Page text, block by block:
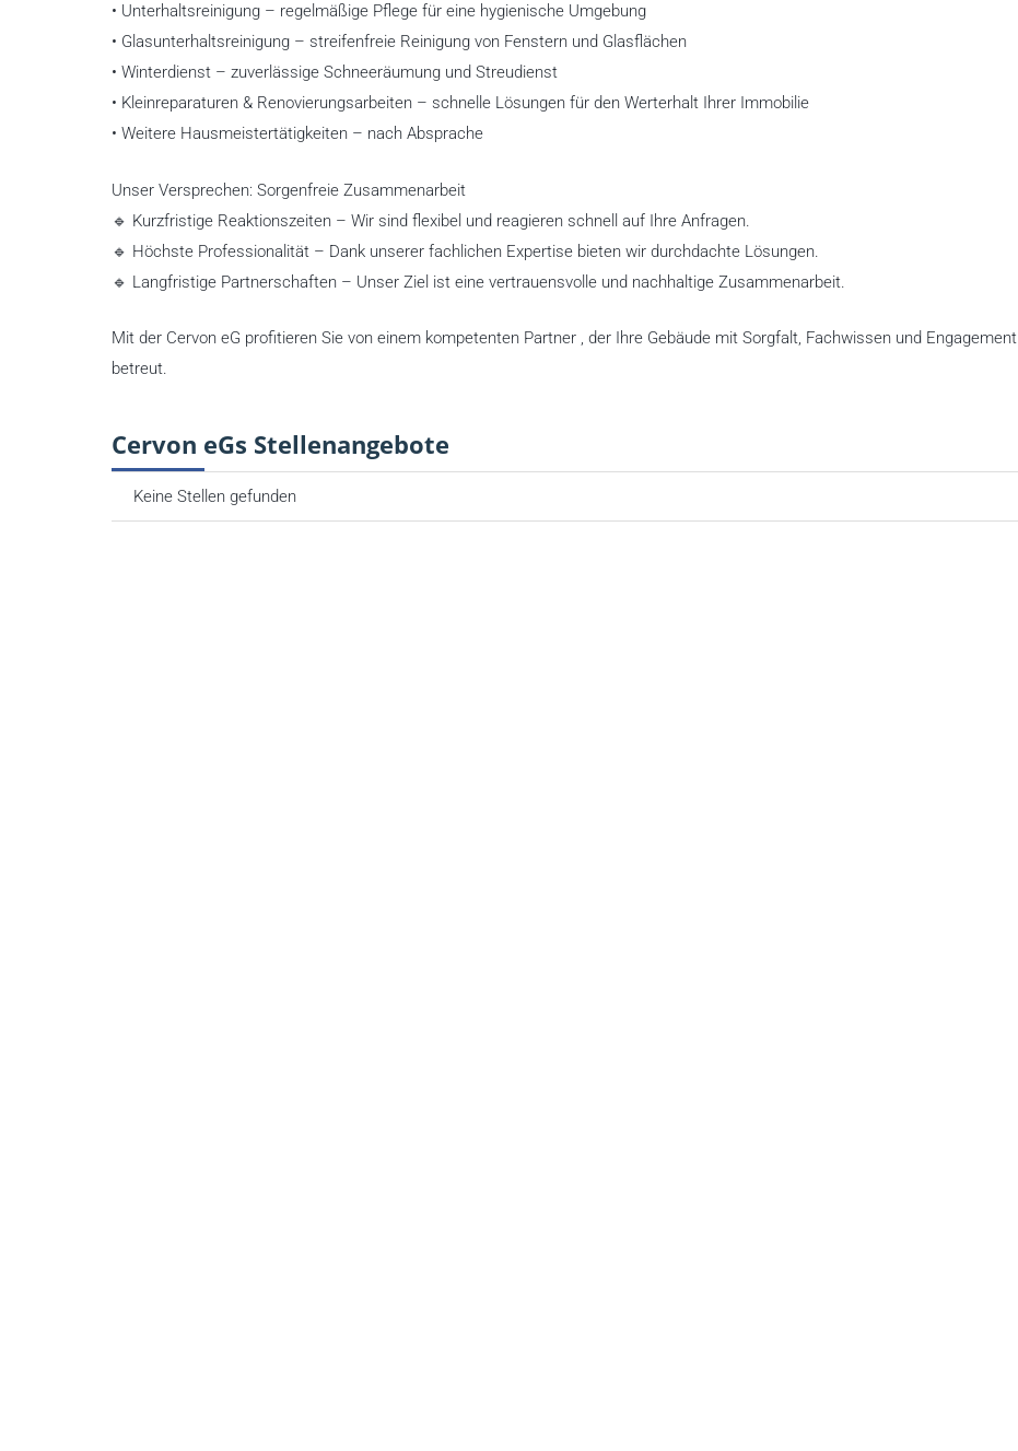
• Unterhaltsreinigung – regelmäßige Pflege für eine hygienische Umgebung
• Glasunterhaltsreinigung – streifenfreie Reinigung von Fenstern und Glasflächen
• Winterdienst – zuverlässige Schneeräumung und Streudienst
• Kleinreparaturen & Renovierungsarbeiten – schnelle Lösungen für den Werterhalt Ihrer Immobilie
• Weitere Hausmeistertätigkeiten – nach Absprache
Unser Versprechen: Sorgenfreie Zusammenarbeit
🔹 Kurzfristige Reaktionszeiten – Wir sind flexibel und reagieren schnell auf Ihre Anfragen.
🔹 Höchste Professionalität – Dank unserer fachlichen Expertise bieten wir durchdachte Lösungen.
🔹 Langfristige Partnerschaften – Unser Ziel ist eine vertrauensvolle und nachhaltige Zusammenarbeit.
Mit der Cervon eG profitieren Sie von einem kompetenten Partner , der Ihre Gebäude mit Sorgfalt, Fachwissen und Engagement
betreut.
Cervon eGs Stellenangebote
Keine Stellen gefunden